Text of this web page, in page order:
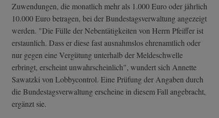
Zuwendungen, die monatlich mehr als 1.000 Euro oder jährlich
10.000 Euro betragen, bei der Bundestagsverwaltung angezeigt
werden. "Die Fülle der Nebentätigkeiten von Herrn Pfeiffer ist
erstaunlich. Dass er diese fast ausnahmslos ehrenamtlich oder
nur gegen eine Vergütung unterhalb der Meldeschwelle
erbringt, erscheint unwahrscheinlich", wundert sich Annette
Sawatzki von Lobbycontrol. Eine Prüfung der Angaben durch
die Bundestagsverwaltung erscheine in diesem Fall angebracht,
ergänzt sie.